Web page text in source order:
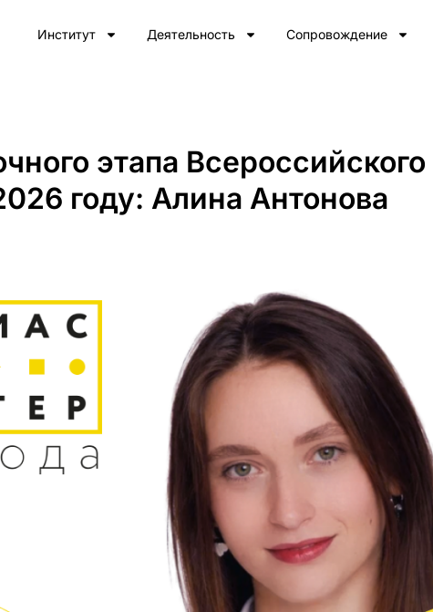
Институт Деятельность Сопровождение
этапа
году: Алина Антонова